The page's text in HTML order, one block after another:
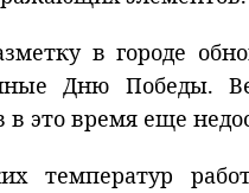
в городе
Дню Победы.
это время еще
температур